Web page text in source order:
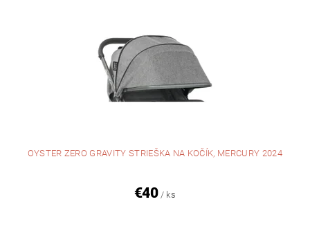
OYSTER ZERO GRAVITY STRIEŠKA NA KOČÍK, MERCURY 2024
€40 / ks